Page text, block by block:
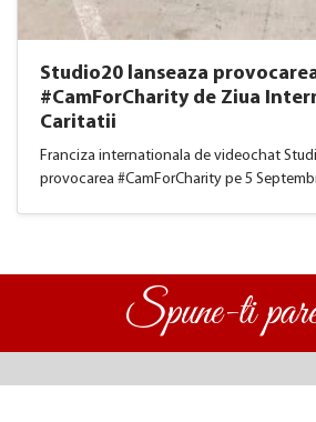
Studio20 lanseaza
#CamForCharity de Ziua
Caritatii
Franciza internationala de videochat
provocarea #CamForCharity pe 5
Spune-ti